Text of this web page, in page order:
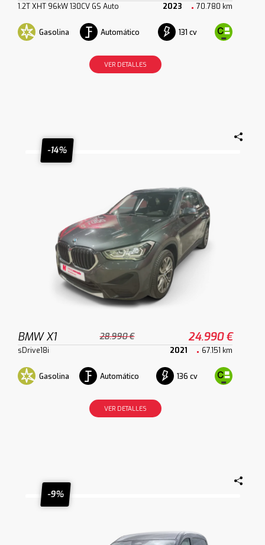
1.2T XHT 96kW 130CV GS Auto 2023 70.780 km
Gasolina Automático 131 cv
VER DETALLES
-14%
BMW X1 28.990 € 24.990 €
sDrive18i 2021 67.151 km
Gasolina Automático 136 cv
VER DETALLES
-9%